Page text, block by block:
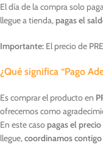
El día de la compra solo
llegue a tienda,pagas el
Importante: El precio de
¿Qué significa “Pago
Es comprar el producto en
ofrecemos como
En este casopagas el
llegue,coordinamos